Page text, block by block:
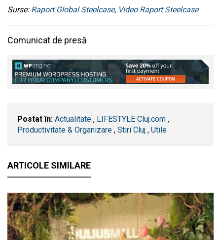
Surse: Raport Global Steelcase, Video Raport Steelcase
Comunicat de presă
Postat în: Actualitate , LIFESTYLE Cluj.com ,
Productivitate & Organizare , Stiri Cluj , Utile
ARTICOLE SIMILARE